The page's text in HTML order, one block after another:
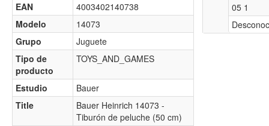
EAN
4003402140738
Modelo
14073
Grupo
Juguete
Tipo de
producto
TOYS_AND_GAMES
Estudio
Bauer
Title
Bauer Heinrich 14073 -
Tiburón de peluche (50 cm)
05 1